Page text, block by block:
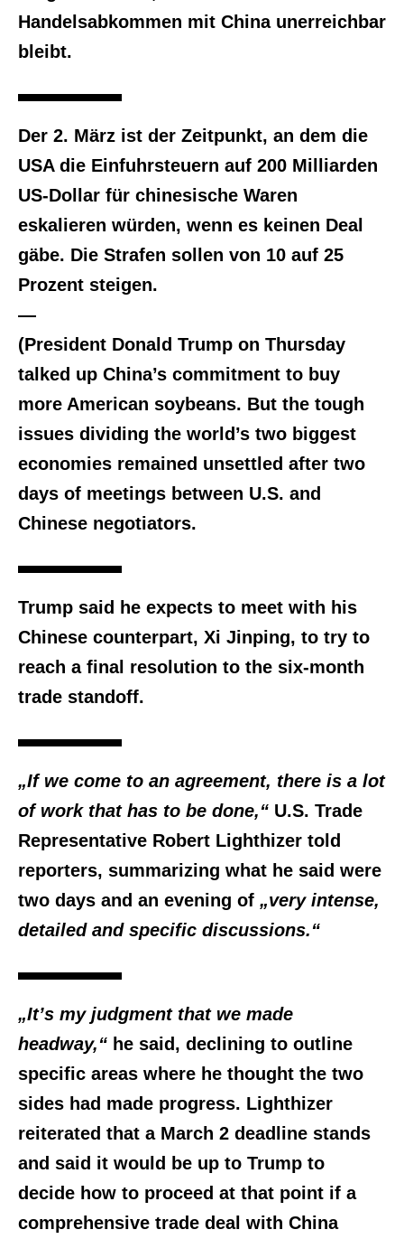
Handelsabkommen mit China unerreichbar
bleibt.
Der 2. März ist der Zeitpunkt, an dem die
USA die Einfuhrsteuern auf 200 Milliarden
US-Dollar für chinesische Waren
eskalieren würden, wenn es keinen Deal
gäbe. Die Strafen sollen von 10 auf 25
Prozent steigen.
—
(President Donald Trump on Thursday
talked up China’s commitment to buy
more American soybeans. But the tough
issues dividing the world’s two biggest
economies remained unsettled after two
days of meetings between U.S. and
Chinese negotiators.
Trump said he expects to meet with his
Chinese counterpart, Xi Jinping, to try to
reach a final resolution to the six-month
trade standoff.
„If we come to an agreement, there is a lot
of work that has to be done,“ U.S. Trade
Representative Robert Lighthizer told
reporters, summarizing what he said were
two days and an evening of „very intense,
detailed and specific discussions.“
„It’s my judgment that we made
headway,“ he said, declining to outline
specific areas where he thought the two
sides had made progress. Lighthizer
reiterated that a March 2 deadline stands
and said it would be up to Trump to
decide how to proceed at that point if a
comprehensive trade deal with China